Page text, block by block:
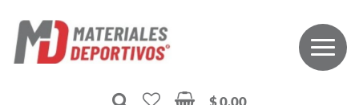
$ 0.00